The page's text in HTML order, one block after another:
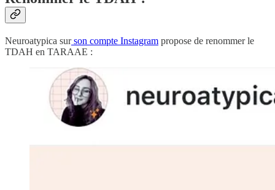
Neuroatypica surson compte Instagram propose de renommer le
TDAH en TARAAE :